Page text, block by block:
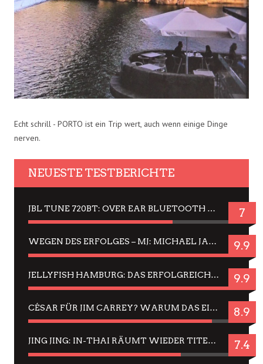
Echt schrill - PORTO ist ein Trip wert, auch wenn einige Dinge
nerven.
NEUESTE TESTBERICHTE
JBL TUNE 720BT: OVER EAR BLUETOOTH KOPFHÖRER UM DIE 50,-€ IM DAUER-TEST 7
WEGEN DES ERFOLGES – MJ: MICHAEL JACKSON MUSICAL IN EINER MATINEE SEHEN 9.9
JELLYFISH HAMBURG: DAS ERFOLGREICHE SOMMER-MENÜ 2025 IN GEFÜHLEN UND BILDERN 9.9
CÉSAR FÜR JIM CARREY? WARUM DAS EINER DER NERVIGSTEN ACTORS IST UND BLEIBT 8.9
JING JING: IN-THAI RÄUMT WIEDER TITEL AB – EIN ZWEI-STUNDEN-ERLEBNISBERICHT 7.4